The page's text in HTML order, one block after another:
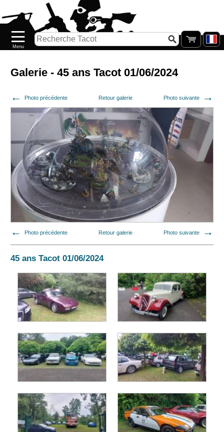
Galerie - 45 ans Tacot 01/06/2024
Photo précédente Retour galerie Photo suivante
Photo précédente Retour galerie Photo suivante
45 ans Tacot 01/06/2024
Nouveautés
Catalogue/Stock
PETITS
PRIX
Réassort
Seconde
main
Galerie